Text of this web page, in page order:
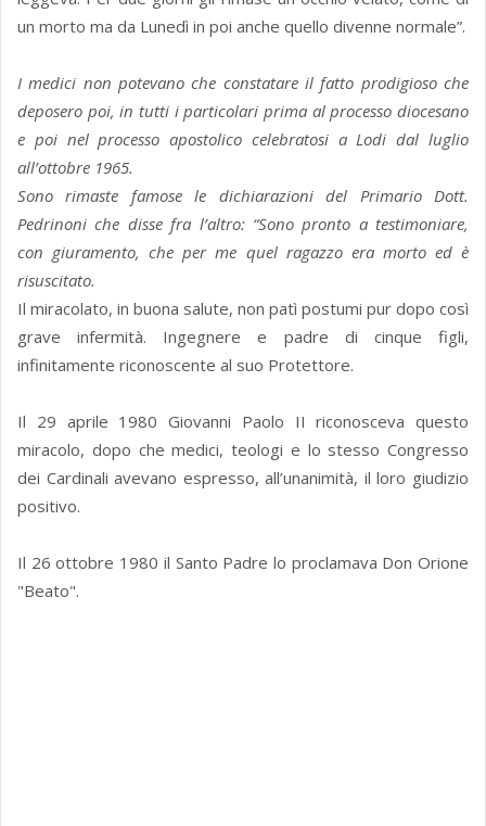
un morto ma da Lunedì in poi anche quello divenne normale”.
I medici non potevano che constatare il fatto prodigioso che
deposero poi, in tutti i particolari prima al processo diocesano
e poi nel processo apostolico celebratosi a Lodi dal luglio
all’ottobre 1965.
Sono rimaste famose le dichiarazioni del Primario Dott.
Pedrinoni che disse fra l’altro: “Sono pronto a testimoniare,
con giuramento, che per me quel ragazzo era morto ed è
risuscitato.
Il miracolato, in buona salute, non patì postumi pur dopo così
grave infermità. Ingegnere e padre di cinque figli,
infinitamente riconoscente al suo Protettore.
Il 29 aprile 1980 Giovanni Paolo II riconosceva questo
miracolo, dopo che medici, teologi e lo stesso Congresso
dei Cardinali avevano espresso, all’unanimità, il loro giudizio
positivo.
Il 26 ottobre 1980 il Santo Padre lo proclamava Don Orione
"Beato".